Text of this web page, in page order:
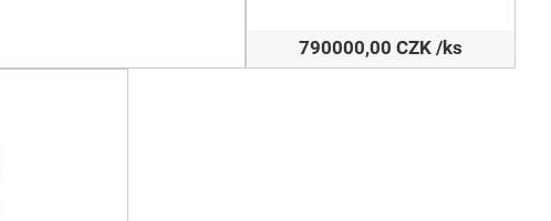
790000,00 CZK /ks